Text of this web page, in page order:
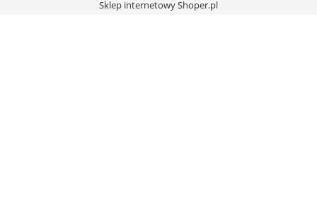
Sklep internetowy Shoper.pl